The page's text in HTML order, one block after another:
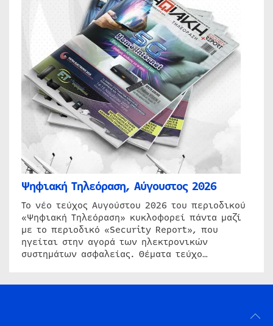
Ψηφιακή Τηλεόραση, Αύγουστος 2026
Το νέο τεύχος Αυγούστου 2026 του περιοδικού
«Ψηφιακή Τηλεόραση» κυκλοφορεί πάντα μαζί
με το περιοδικό «Security Report», που
ηγείται στην αγορά των ηλεκτρονικών
συστημάτων ασφαλείας. Θέματα τεύχο…